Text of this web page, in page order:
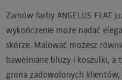
Zamów farby ANGELUS FLAT
wykończenie może nadać
skórze. Malować możesz
bawełniane bluzy i koszulki, a
grona zadowolonych